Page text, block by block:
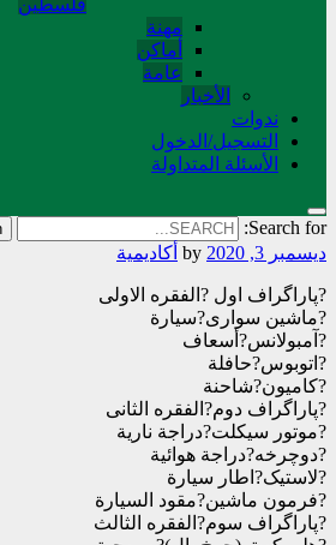
فلسطین
مهنة
أماکن
عامة
الأخبار
ندوات
التسجیل/الدخول
الأسئلة المتداولة
Search for:
ديسمبر 3, 2020
أکادیمیة
?پاراگراف اول ?الفقره الاولی
?ماشين سوارى?سيارة
?آمبولانس?أسعاف
?اتوبوس?حافلة
?كاميون?شاحنة
?پاراگراف دوم?الفقره الثانی
?موتور سيكلت?دراجة نارية
?دوچرخه?دراجة هوائية
?لاستيک?اطار سيارة
?فرمون ماشين?مقود السيارة
?پاراگراف سوم?الفقره الثالث